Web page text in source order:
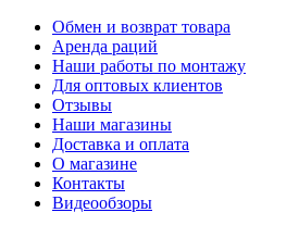
Обмен и возврат товара
Аренда раций
Наши работы по монтажу
Для оптовых клиентов
Отзывы
Наши магазины
Доставка и оплата
О магазине
Контакты
Видеообзоры